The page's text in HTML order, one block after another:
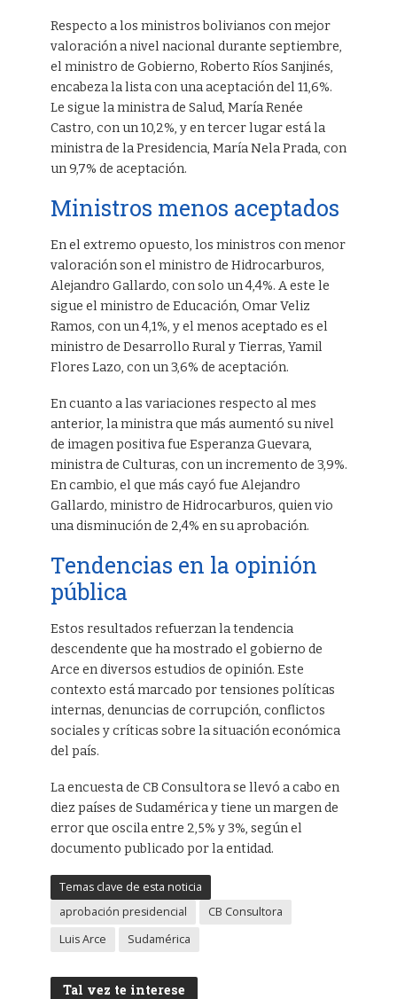
Respecto a los ministros bolivianos con mejor
valoración a nivel nacional durante septiembre,
el ministro de Gobierno, Roberto Ríos Sanjinés,
encabeza la lista con una aceptación del 11,6%.
Le sigue la ministra de Salud, María Renée
Castro, con un 10,2%, y en tercer lugar está la
ministra de la Presidencia, María Nela Prada, con
un 9,7% de aceptación.
Ministros menos aceptados
En el extremo opuesto, los ministros con menor
valoración son el ministro de Hidrocarburos,
Alejandro Gallardo, con solo un 4,4%. A este le
sigue el ministro de Educación, Omar Veliz
Ramos, con un 4,1%, y el menos aceptado es el
ministro de Desarrollo Rural y Tierras, Yamil
Flores Lazo, con un 3,6% de aceptación.
En cuanto a las variaciones respecto al mes
anterior, la ministra que más aumentó su nivel
de imagen positiva fue Esperanza Guevara,
ministra de Culturas, con un incremento de 3,9%.
En cambio, el que más cayó fue Alejandro
Gallardo, ministro de Hidrocarburos, quien vio
una disminución de 2,4% en su aprobación.
Tendencias en la opinión
pública
Estos resultados refuerzan la tendencia
descendente que ha mostrado el gobierno de
Arce en diversos estudios de opinión. Este
contexto está marcado por tensiones políticas
internas, denuncias de corrupción, conflictos
sociales y críticas sobre la situación económica
del país.
La encuesta de CB Consultora se llevó a cabo en
diez países de Sudamérica y tiene un margen de
error que oscila entre 2,5% y 3%, según el
documento publicado por la entidad.
Temas clave de esta noticia
aprobación presidencial
CB Consultora
Luis Arce
Sudamérica
Tal vez te interese